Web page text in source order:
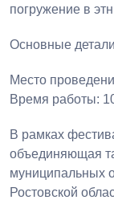
погружение в
Основные
Место
Время работы:
В рамках
объединяющая
муниципальных
Ростовской